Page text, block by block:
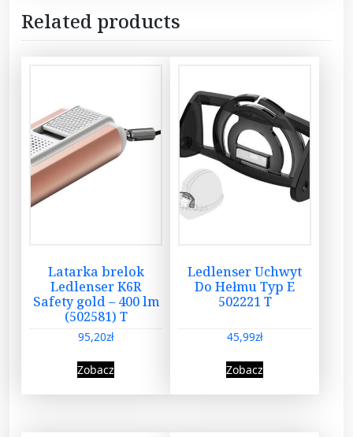
Related products
Latarka brelok
Ledlenser K6R
Safety gold – 400 lm
(502581) T
95,20zł
Zobacz
Ledlenser Uchwyt
Do Hełmu Typ E
502221 T
45,99zł
Zobacz